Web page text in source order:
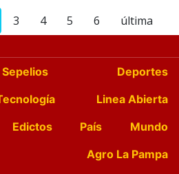
3 4 5 6 última
Sepelios
Deportes
Linea Abierta
Edictos País
Mundo
Agro La Pampa